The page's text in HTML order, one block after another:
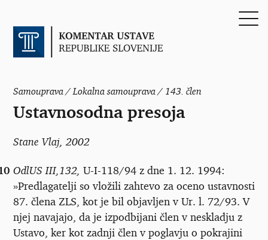
Samouprava / Lokalna samouprava / 143. člen
Ustavnosodna presoja
Stane Vlaj , 2002
OdlUS III,132, U-I-118/94 z dne 1. 12. 1994:
»Predlagatelji so vložili zahtevo za oceno ustavnosti
87. člena ZLS, kot je bil objavljen v Ur. l. 72/93. V
njej navajajo, da je izpodbijani člen v neskladju z
Ustavo, ker kot zadnji člen v poglavju o pokrajini